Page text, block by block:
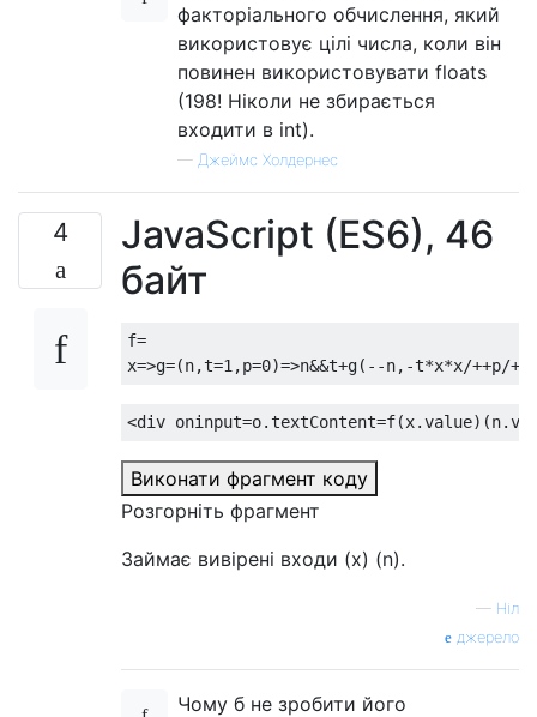
факторіального обчислення, який
використовує цілі числа, коли він
повинен використовувати floats
(198! Ніколи не збирається
входити в int).
— Джеймс Холдернес
4
JavaScript (ES6), 46
байт
f=
x=>g=(n,t=1 ,p=0)=>n&&t+g(--n,-t*x*x/++p/++
<div oninput=o.textContent=f(x.value)(n.
Виконати фрагмент коду
Розгорніть фрагмент
Займає вивірені входи (x) (n).
— Ніл
джерело
Чому б не зробити його